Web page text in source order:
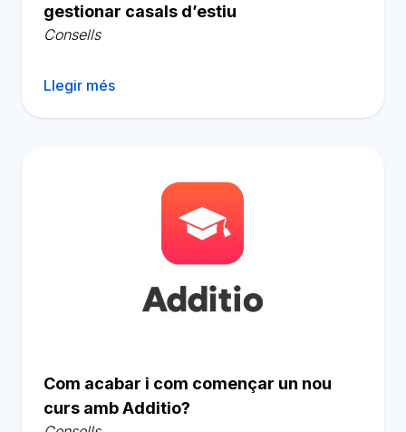
gestionar casals d’estiu
Consells
Llegir més
Com acabar i com començar un nou
curs amb Additio?